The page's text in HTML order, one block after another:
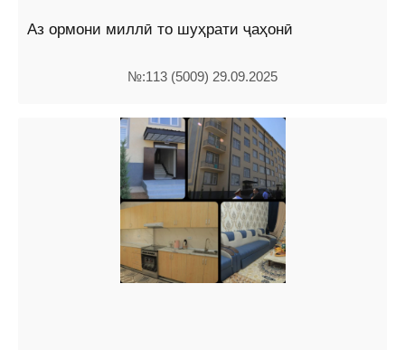
Аз ормони миллӣ то шуҳрати ҷаҳонӣ
№:113 (5009) 29.09.2025